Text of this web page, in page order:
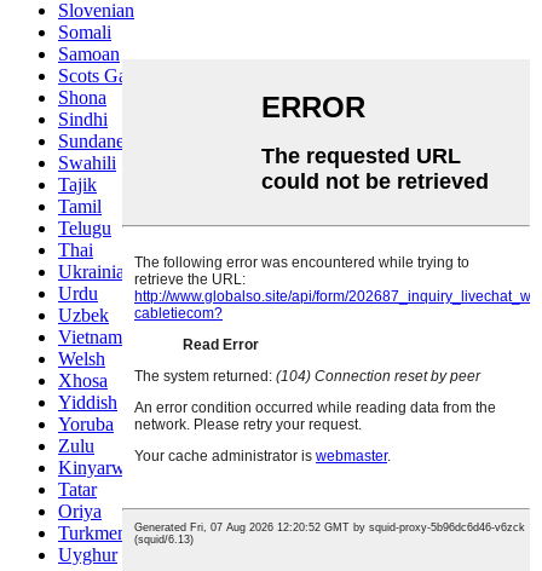
Slovenian
Somali
Samoan
Scots Gaelic
Shona
Sindhi
Sundanese
Swahili
Tajik
Tamil
Telugu
Thai
Ukrainian
Urdu
Uzbek
Vietnamese
Welsh
Xhosa
Yiddish
Yoruba
Zulu
Kinyarwanda
Tatar
Oriya
Turkmen
Uyghur